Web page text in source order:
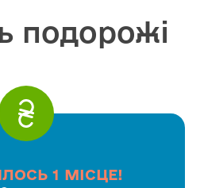
подорожі
1 МІСЦЕ!